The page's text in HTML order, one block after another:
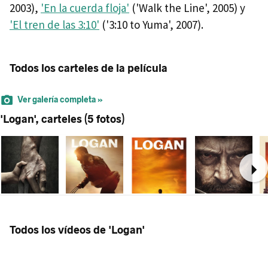
2003), 'En la cuerda floja' ('Walk the Line', 2005) y
'El tren de las 3:10' ('3:10 to Yuma', 2007).
Todos los carteles de la película
Ver galería completa »
'Logan', carteles (5 fotos)
Todos los vídeos de 'Logan'